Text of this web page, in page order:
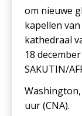
om nieuwe
kapellen
kathedraal
18
SAKUTIN/
Washington,
uur (CNA).